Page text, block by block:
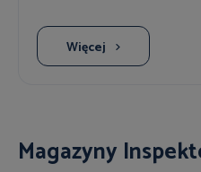
Więcej
Magazyny